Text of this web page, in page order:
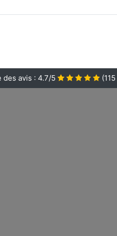
des avis : 4.7/5 (115